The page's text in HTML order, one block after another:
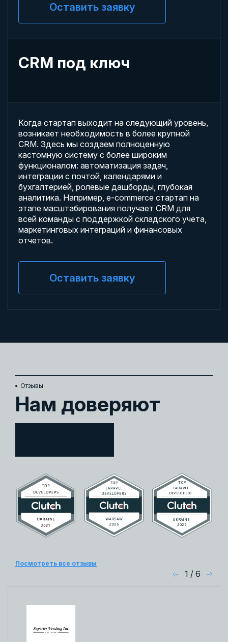
Оставить заявку
CRM под ключ
Когда стартап выходит на следующий уровень,
возникает необходимость в более крупной
CRM. Здесь мы создаем полноценную
кастомную систему с более широким
функционалом: автоматизация задач,
интеграции с почтой, календарями и
бухгалтерией, ролевые дашборды, глубокая
аналитика. Например, e-commerce стартап на
этапе масштабирования получает CRM для
всей команды с поддержкой складского учета,
маркетинговых интеграций и финансовых
отчетов.
Оставить заявку
Oтзывы
Нам доверяют
Посмотреть все отзывы
1 / 6